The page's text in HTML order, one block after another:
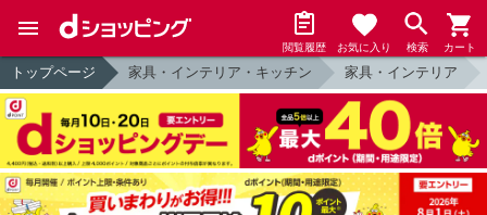
閲覧履歴 お気に入り 検索 カート
トップページ 家具・インテリア・キッチン 家具・インテリア